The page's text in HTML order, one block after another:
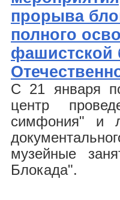
прорыва
полного
фашистской
С 21 января
центр
симфония" и
музейные
Блокада".